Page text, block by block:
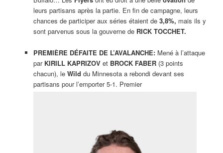
leurs partisans après la partie. En fin de campagne, leurs
chances de participer aux séries étaient de 3,8%, mais ils y
sont parvenus sous la gouverne de RICK TOCCHET.
PREMIÈRE DÉFAITE DE L’AVALANCHE: Mené à l’attaque
par KIRILL KAPRIZOVet BROCK FABER(3 points
chacun), le Wild du Minnesota a rebondi devant ses
partisans pour l’emporter 5-1. Premier